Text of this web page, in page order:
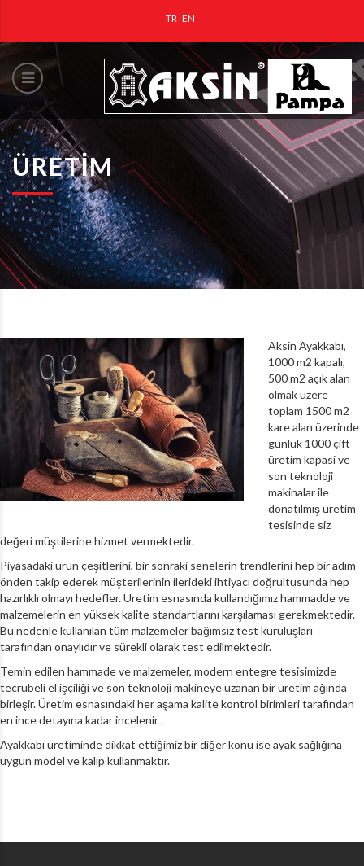
TR EN
ÜRETIM
Aksin Ayakkabı,
1000 m2 kapalı,
500 m2 açık alan
olmak üzere
toplam 1500 m2
kare alan üzerinde
günlük 1000 çift
üretim kapasi ve
son teknoloji
makinalar ile
donatılmış üretim
tesisinde siz
değeri müştilerine hizmet vermektedir.
Piyasadaki ürün çeşitlerini, bir sonraki senelerin trendlerini hep bir adım
önden takip ederek müşterilerinin ilerideki ihtiyacı doğrultusunda hep
hazırlıklı olmayı hedefler. Üretim esnasında kullandığımız hammadde ve
malzemelerin en yüksek kalite standartlarını karşılaması gerekmektedir.
Bu nedenle kullanılan tüm malzemeler bağımsız test kuruluşları
tarafından onaylıdır ve sürekli olarak test edilmektedir.
Temin edilen hammade ve malzemeler, modern entegre tesisimizde
tecrübeli el işçiliği ve son teknoloji makineye uzanan bir üretim ağında
birleşir. Üretim esnasındaki her aşama kalite kontrol birimleri tarafından
en ince detayına kadar incelenir .
Ayakkabı üretiminde dikkat ettiğimiz bir diğer konu ise ayak sağlığına
uygun model ve kalıp kullanmaktır.